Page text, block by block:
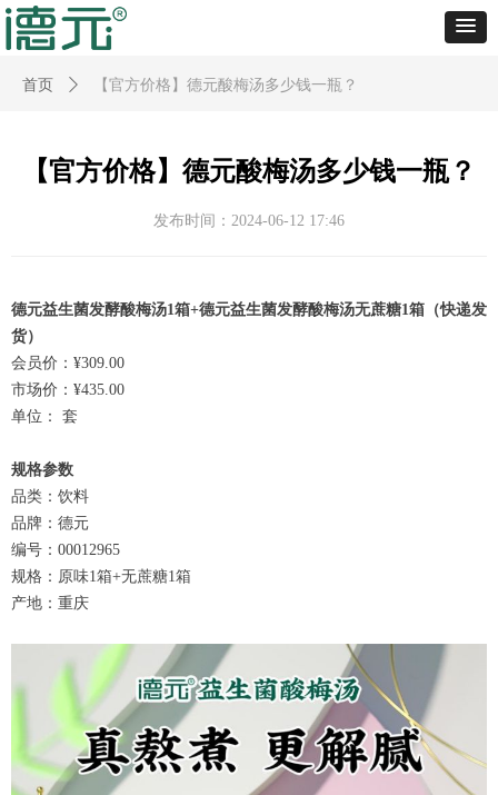
首页 ꄲ 【官方价格】德元酸梅汤多少钱一瓶？
【官方价格】德元酸梅汤多少钱一瓶？
德元益生菌发酵酸梅汤1箱+德元益生菌发酵酸梅汤无蔗糖1箱（快递发
货）
会员价：¥309.00
市场价：¥435.00
单位： 套
规格参数
品类：饮料
品牌：德元
编号：00012965
规格：原味1箱+无蔗糖1箱
产地：重庆
发布时间： 2024-06-12 17:46